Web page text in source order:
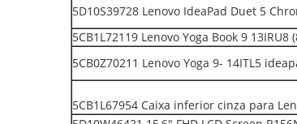
5D10S39728 Lenovo IdeaPad Duet 5
5CB1L72119 Lenovo Yoga Book 9 13IRU8
5CB0Z70211 Lenovo Yoga 9- 14ITL5
5CB1L67954 Caixa inferior cinza para